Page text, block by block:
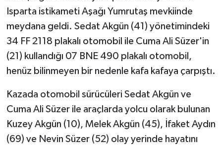
Isparta istikameti Aşağı Yumrutaş mevkiinde
meydana geldi. Sedat Akgün (41) yönetimindeki
34 FF 2118 plakalı otomobil ile Cuma Ali Süzer'in
(21) kullandığı 07 BNE 490 plakalı otomobil,
henüz bilinmeyen bir nedenle kafa kafaya çarpıştı.
Kazada otomobil sürücüleri Sedat Akgün ve
Cuma Ali Süzer ile araçlarda yolcu olarak bulunan
Kuzey Akgün (10), Melek Akgün (45), İfaket Aydın
(69) ve Nevin Süzer (52) olay yerinde hayatını